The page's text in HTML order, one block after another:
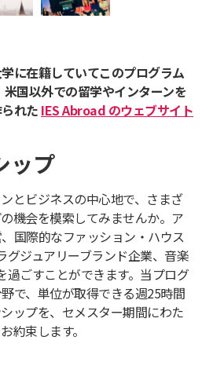
に在籍していてこのプログラム
国以外での留学やインターンを
れた IES Abroad のウェブサイト
ップ
とビジネスの中心地で、さまざ
機会を模索してみませんか。ア
国際的なファッション・ハウス
グジュアリーブランド企業、音楽
過ごすことができます。当プログ
で、単位が取得できる週25時間
ップを、セメスター期間にわた
約束します。